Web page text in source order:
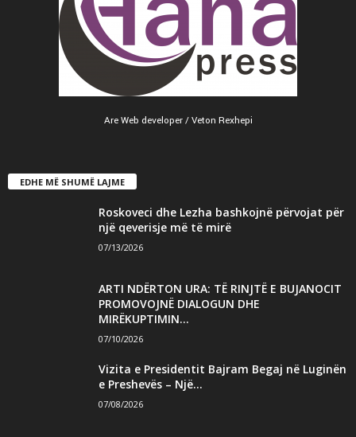
Are Web developer / Veton Rexhepi
EDHE MË SHUMË LAJME
Roskoveci dhe Lezha bashkojnë përvojat për
një qeverisje më të mirë
07/13/2026
ARTI NDËRTON URA: TË RINJTË E BUJANOCIT
PROMOVOJNË DIALOGUN DHE
MIRËKUPTIMIN...
07/10/2026
Vizita e Presidentit Bajram Begaj në Luginën
e Preshevës – Një...
07/08/2026